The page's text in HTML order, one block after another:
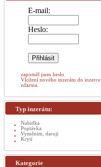
E-mail:
Heslo:
zapoměl jsem heslo.
Vložení nového inzerátu do inzerce
zdarma.
Typ inzerátu:
Nabídka
Poptávka
Vyměnim, daruji
Krytí
Kategorie